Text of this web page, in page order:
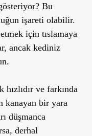
Bu
işareti olabilir.
için tıslamaya
ancak kediniz
ve farkında
kanayan bir yara
düşmanca
derhal